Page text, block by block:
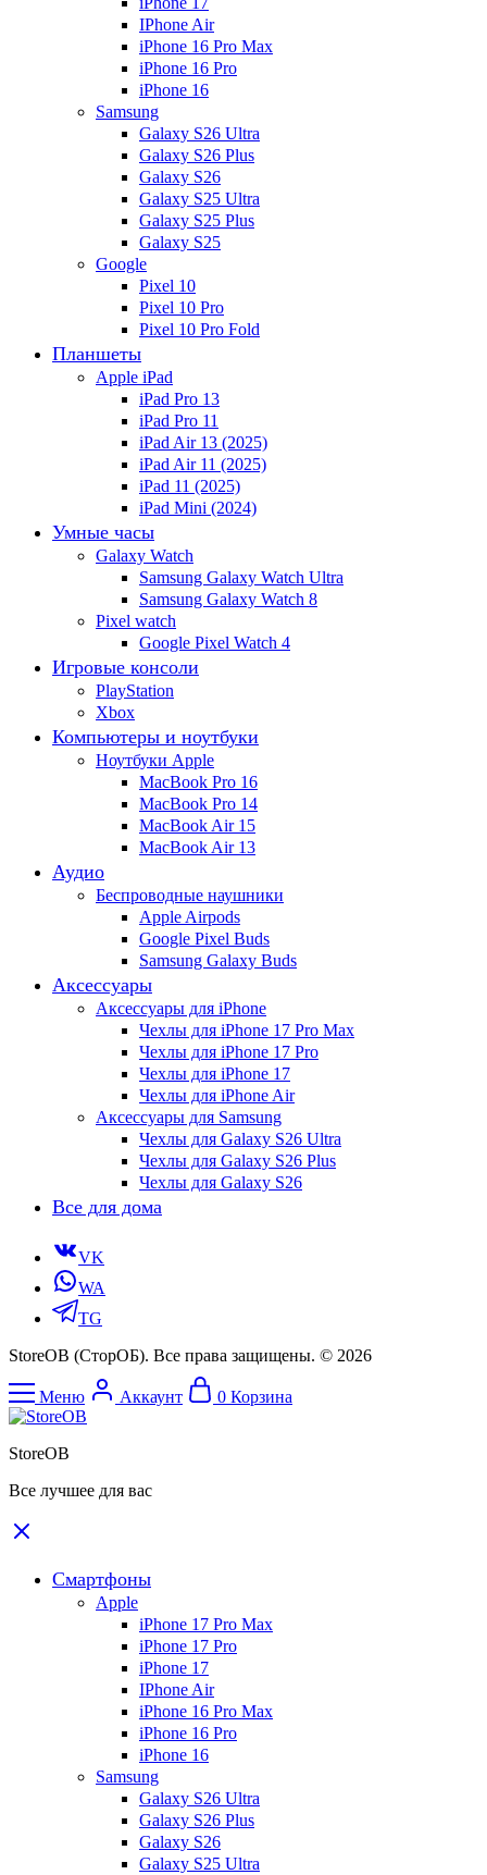
IPhone Air
iPhone 16 Pro Max
iPhone 16 Pro
iPhone 16
Samsung
Galaxy S26 Ultra
Galaxy S26 Plus
Galaxy S26
Galaxy S25 Ultra
Galaxy S25 Plus
Galaxy S25
Google
Pixel 10
Pixel 10 Pro
Pixel 10 Pro Fold
Планшеты
Apple iPad
iPad Pro 13
iPad Pro 11
iPad Air 13 (2025)
iPad Air 11 (2025)
iPad 11 (2025)
iPad Mini (2024)
Умные часы
Galaxy Watch
Samsung Galaxy Watch Ultra
Samsung Galaxy Watch 8
Pixel watch
Google Pixel Watch 4
Игровые консоли
PlayStation
Xbox
Компьютеры и ноутбуки
Ноутбуки Apple
MacBook Pro 16
MacBook Pro 14
MacBook Air 15
MacBook Air 13
Аудио
Беспроводные наушники
Apple Airpods
Google Pixel Buds
Samsung Galaxy Buds
Аксессуары
Аксессуары для iPhone
Чехлы для iPhone 17 Pro Max
Чехлы для iPhone 17 Pro
Чехлы для iPhone 17
Чехлы для iPhone Air
Аксессуары для Samsung
Чехлы для Galaxy S26 Ultra
Чехлы для Galaxy S26 Plus
Чехлы для Galaxy S26
Все для дома
VK
WA
TG
StoreOB (CторОБ). Все права защищены. © 2026
Меню Аккаунт 0 Корзина
StoreOB
Все лучшее для вас
Смартфоны
Apple
iPhone 17 Pro Max
iPhone 17 Pro
iPhone 17
IPhone Air
iPhone 16 Pro Max
iPhone 16 Pro
iPhone 16
Samsung
Galaxy S26 Ultra
Galaxy S26 Plus
Galaxy S26
Galaxy S25 Ultra